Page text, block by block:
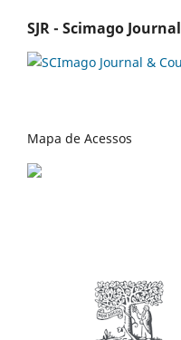
SJR - Scimago Journal
Mapa de Acessos